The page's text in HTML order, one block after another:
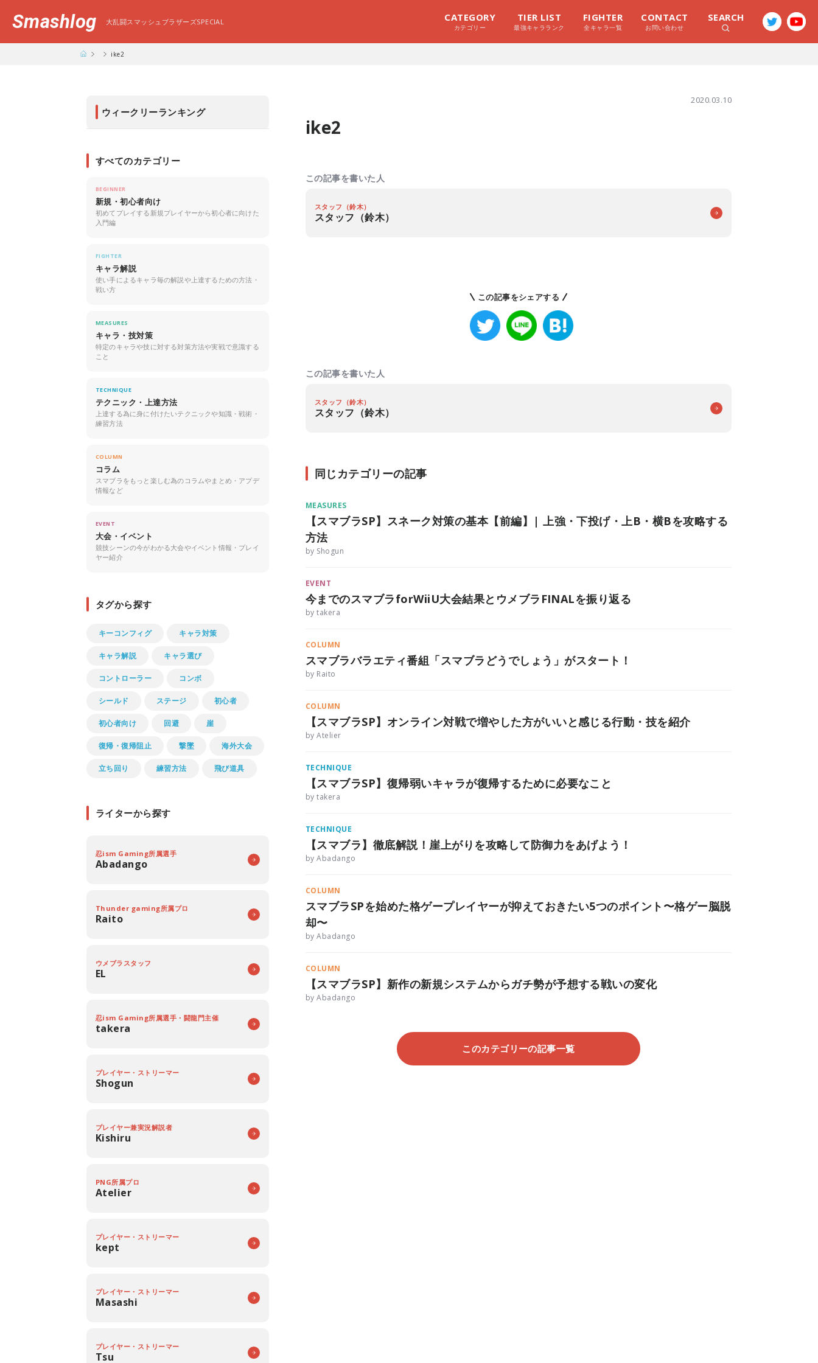
Smashlog 大乱闘スマッシュブラザーズSPECIAL CATEGORY
カテゴリー
TIER LIST
最強キャラランク
FIGHTER
全キャラ一覧
CONTACT
お問い合わせ
SEARCH
ike2
2020.03.10
ike2
この記事を書いた人
スタッフ（鈴木）
スタッフ（鈴木）
この記事をシェアする
この記事を書いた人
スタッフ（鈴木）
スタッフ（鈴木）
同じカテゴリーの記事
MEASURES
【スマブラSP】スネーク対策の基本【前編】| 上強・下投げ・上B・横Bを攻略する
方法
by Shogun
EVENT
今までのスマブラforWiiU大会結果とウメブラFINALを振り返る
by takera
COLUMN
スマブラバラエティ番組「スマブラどうでしょう」がスタート！
by Raito
COLUMN
【スマブラSP】オンライン対戦で増やした方がいいと感じる行動・技を紹介
by Atelier
TECHNIQUE
【スマブラSP】復帰弱いキャラが復帰するために必要なこと
by takera
TECHNIQUE
【スマブラ】徹底解説！崖上がりを攻略して防御力をあげよう！
by Abadango
COLUMN
スマブラSPを始めた格ゲープレイヤーが抑えておきたい5つのポイント〜格ゲー脳脱
却〜
by Abadango
COLUMN
【スマブラSP】新作の新規システムからガチ勢が予想する戦いの変化
by Abadango
このカテゴリーの記事一覧
ウィークリーランキング
すべてのカテゴリー
BEGINNER
新規・初心者向け
初めてプレイする新規プレイヤーから初心者に向けた
入門編
FIGHTER
キャラ解説
使い手によるキャラ毎の解説や上達するための方法・
戦い方
MEASURES
キャラ・技対策
特定のキャラや技に対する対策方法や実戦で意識する
こと
TECHNIQUE
テクニック・上達方法
上達する為に身に付けたいテクニックや知識・戦術・
練習方法
COLUMN
コラム
スマブラをもっと楽しむ為のコラムやまとめ・アプデ
情報など
EVENT
大会・イベント
競技シーンの今がわかる大会やイベント情報・プレイ
ヤー紹介
タグから探す
キーコンフィグ キャラ対策
キャラ解説 キャラ選び
コントローラー コンボ
シールド ステージ 初心者
初心者向け 回避 崖
復帰・復帰阻止 撃墜 海外大会
立ち回り 練習方法 飛び道具
ライターから探す
忍ism Gaming所属選手
Abadango
Thunder gaming所属プロ
Raito
ウメブラスタッフ
EL
忍ism Gaming所属選手・闘龍門主催
takera
プレイヤー・ストリーマー
Shogun
プレイヤー兼実況解説者
Kishiru
PNG所属プロ
Atelier
プレイヤー・ストリーマー
kept
プレイヤー・ストリーマー
Masashi
プレイヤー・ストリーマー
Tsu